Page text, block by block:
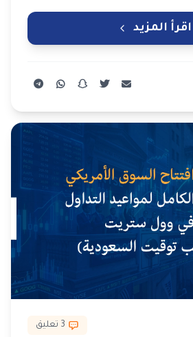
اقرأ المزيد
3 تعليق